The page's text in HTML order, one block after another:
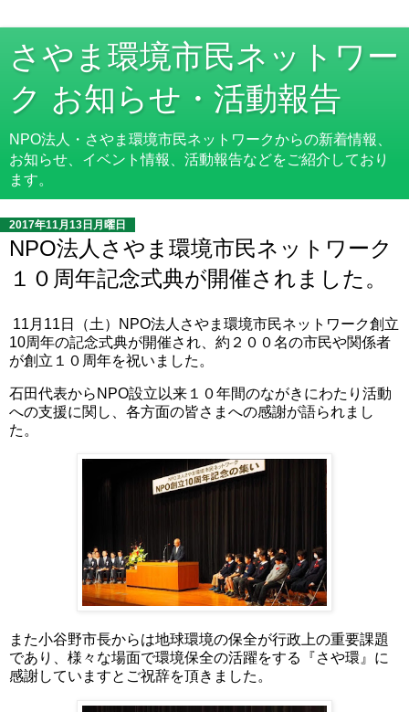
さやま環境市民ネットワー
ク お知らせ・活動報告
NPO法人・さやま環境市民ネットワークからの新着情報、
お知らせ、イベント情報、活動報告などをご紹介しており
ます。
2017年11月13日月曜日
NPO法人さやま環境市民ネットワーク
１０周年記念式典が開催されました。
11月11日（土）NPO法人さやま環境市民ネットワーク創立
10周年の記念式典が開催され、約２００名の市民や関係者
が創立１０周年を祝いました。
石田代表からNPO設立以来１０年間のながきにわたり活動
への支援に関し、各方面の皆さまへの感謝が語られまし
た。
また小谷野市長からは地球環境の保全が行政上の重要課題
であり、様々な場面で環境保全の活躍をする『さや環』に
感謝していますとご祝辞を頂きました。